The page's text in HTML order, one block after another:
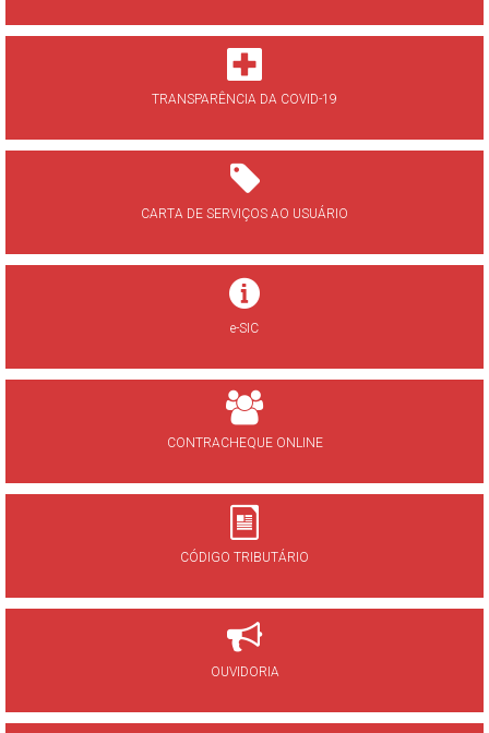
TRANSPARÊNCIA DA COVID-19
CARTA DE SERVIÇOS AO USUÁRIO
e-SIC
CONTRACHEQUE ONLINE
CÓDIGO TRIBUTÁRIO
OUVIDORIA